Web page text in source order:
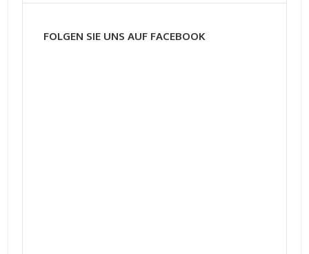
FOLGEN SIE UNS AUF FACEBOOK